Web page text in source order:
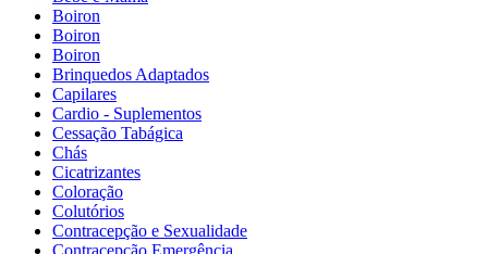
Boiron
Boiron
Boiron
Brinquedos Adaptados
Capilares
Cardio - Suplementos
Cessação Tabágica
Chás
Cicatrizantes
Coloração
Colutórios
Contracepção e Sexualidade
Contracepção Emergência